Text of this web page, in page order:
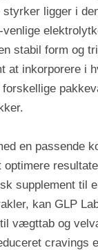
ligger i
stabil form og
at inkorporere i
en passende
supplement til
kan GLP
til vægttab og
cravings